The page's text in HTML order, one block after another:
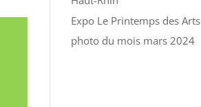
Expo Le Printemps des Arts
photo du mois mars 2024